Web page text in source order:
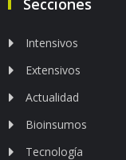
Secciones
Intensivos
Extensivos
Actualidad
Bioinsumos
Tecnología